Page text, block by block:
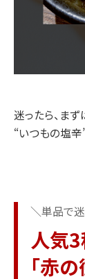
迷ったら、まず
“いつもの塩辛
＼単品で迷
人気
「赤の